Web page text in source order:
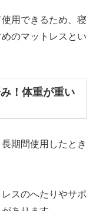
用できるため、寝
のマットレスとい
！体重が重い
期間使用したとき
スのへたりやサポ